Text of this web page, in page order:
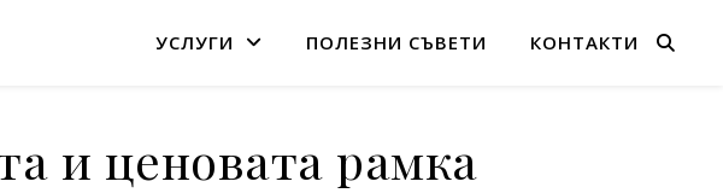
УСЛУГИ ПОЛЕЗНИ СЪВЕТИ КОНТАКТИ
и ценовата рамка